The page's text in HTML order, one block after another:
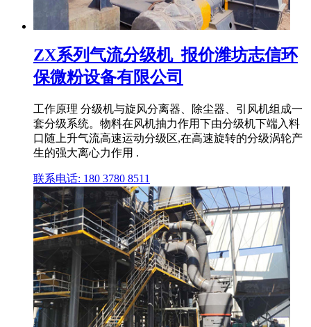
ZX系列气流分级机_报价潍坊志信环
保微粉设备有限公司
工作原理 分级机与旋风分离器、除尘器、引风机组成一
套分级系统。物料在风机抽力作用下由分级机下端入料
口随上升气流高速运动分级区,在高速旋转的分级涡轮产
生的强大离心力作用 .
联系电话: 180 3780 8511